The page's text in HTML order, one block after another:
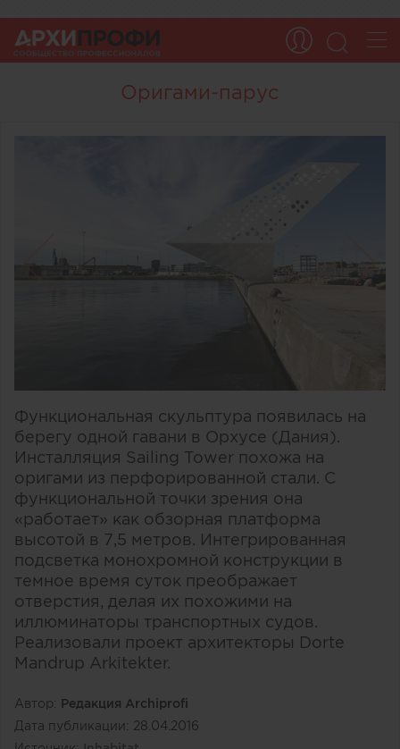
Оригами-парус
Функциональная скульптура появилась на
берегу одной гавани в Орхусе (Дания).
Инсталляция Sailing Tower похожа на
оригами из перфорированной стали. С
функциональной точки зрения она
«работает» как обзорная платформа
высотой в 7,5 метров. Интегрированная
подсветка монохромной конструкции в
темное время суток преображает
отверстия, делая их похожими на
иллюминаторы транспортных судов.
Реализовали проект архитекторы Dorte
Mandrup Arkitekter.
Автор: Редакция Archiprofi
Дата публикации: 28.04.2016